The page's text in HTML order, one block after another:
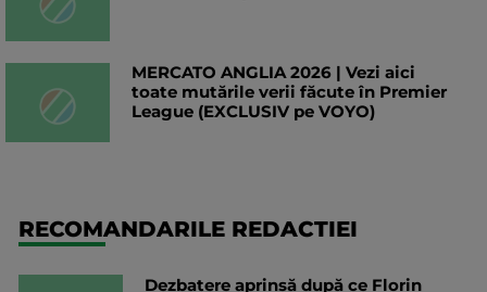
MERCATO ANGLIA 2026 | Vezi aici
toate mutările verii făcute în Premier
League (EXCLUSIV pe VOYO)
RECOMANDARILE REDACTIEI
Dezbatere aprinsă după ce Florin